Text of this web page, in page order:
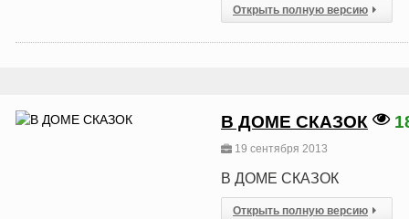
Открыть полную версию
В ДОМЕ СКАЗОК
19 сентября 2013
В ДОМЕ СКАЗОК
Открыть полную версию